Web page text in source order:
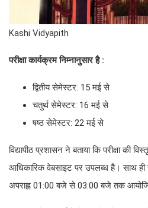
Kashi Vidyapith
परीक्षा कार्यक्रम निम्नानुसार है :
द्वितीय सेमेस्टर: 15 मई से
चतुर्थ सेमेस्टर: 16 मई से
षष्ठ सेमेस्टर: 22 मई से
विद्यापीठ प्रशासन ने बताया कि परीक्षा की
आधिकारिक वेबसाइट पर उपलब्ध है। साथ ही
अपराह्न 01:00 बजे से 03:00 बजे तक